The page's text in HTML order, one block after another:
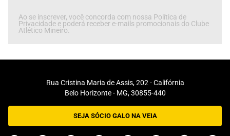
Ao se inscrever, você concorda com nossa Política de
Privacidade e poderá receber e-mails promocionais do Clube
Atlético Mineiro.
Rua Cristina Maria de Assis, 202 - Califórnia
Belo Horizonte - MG, 30855-440
SEJA SÓCIO GALO NA VEIA